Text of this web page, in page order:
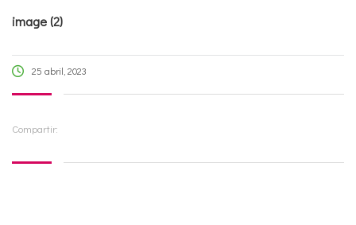
image (2)
25 abril, 2023
Compartir: